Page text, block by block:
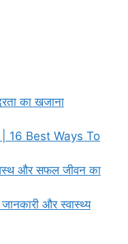
का खजाना
| 16 Best Ways To
और सफल जीवन का
और स्वास्थ्य